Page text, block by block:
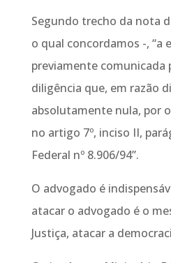
Segundo trecho da nota
o qual concordamos -, “a
previamente comunicada
diligência que, em razão
absolutamente nula, por
no artigo 7º, inciso II,
Federal nº 8.906/94”.
O advogado é
atacar o advogado é o
Justiça, atacar a